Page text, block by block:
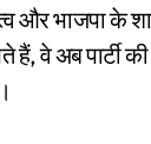
और भाजपा के
हैं, वे अब